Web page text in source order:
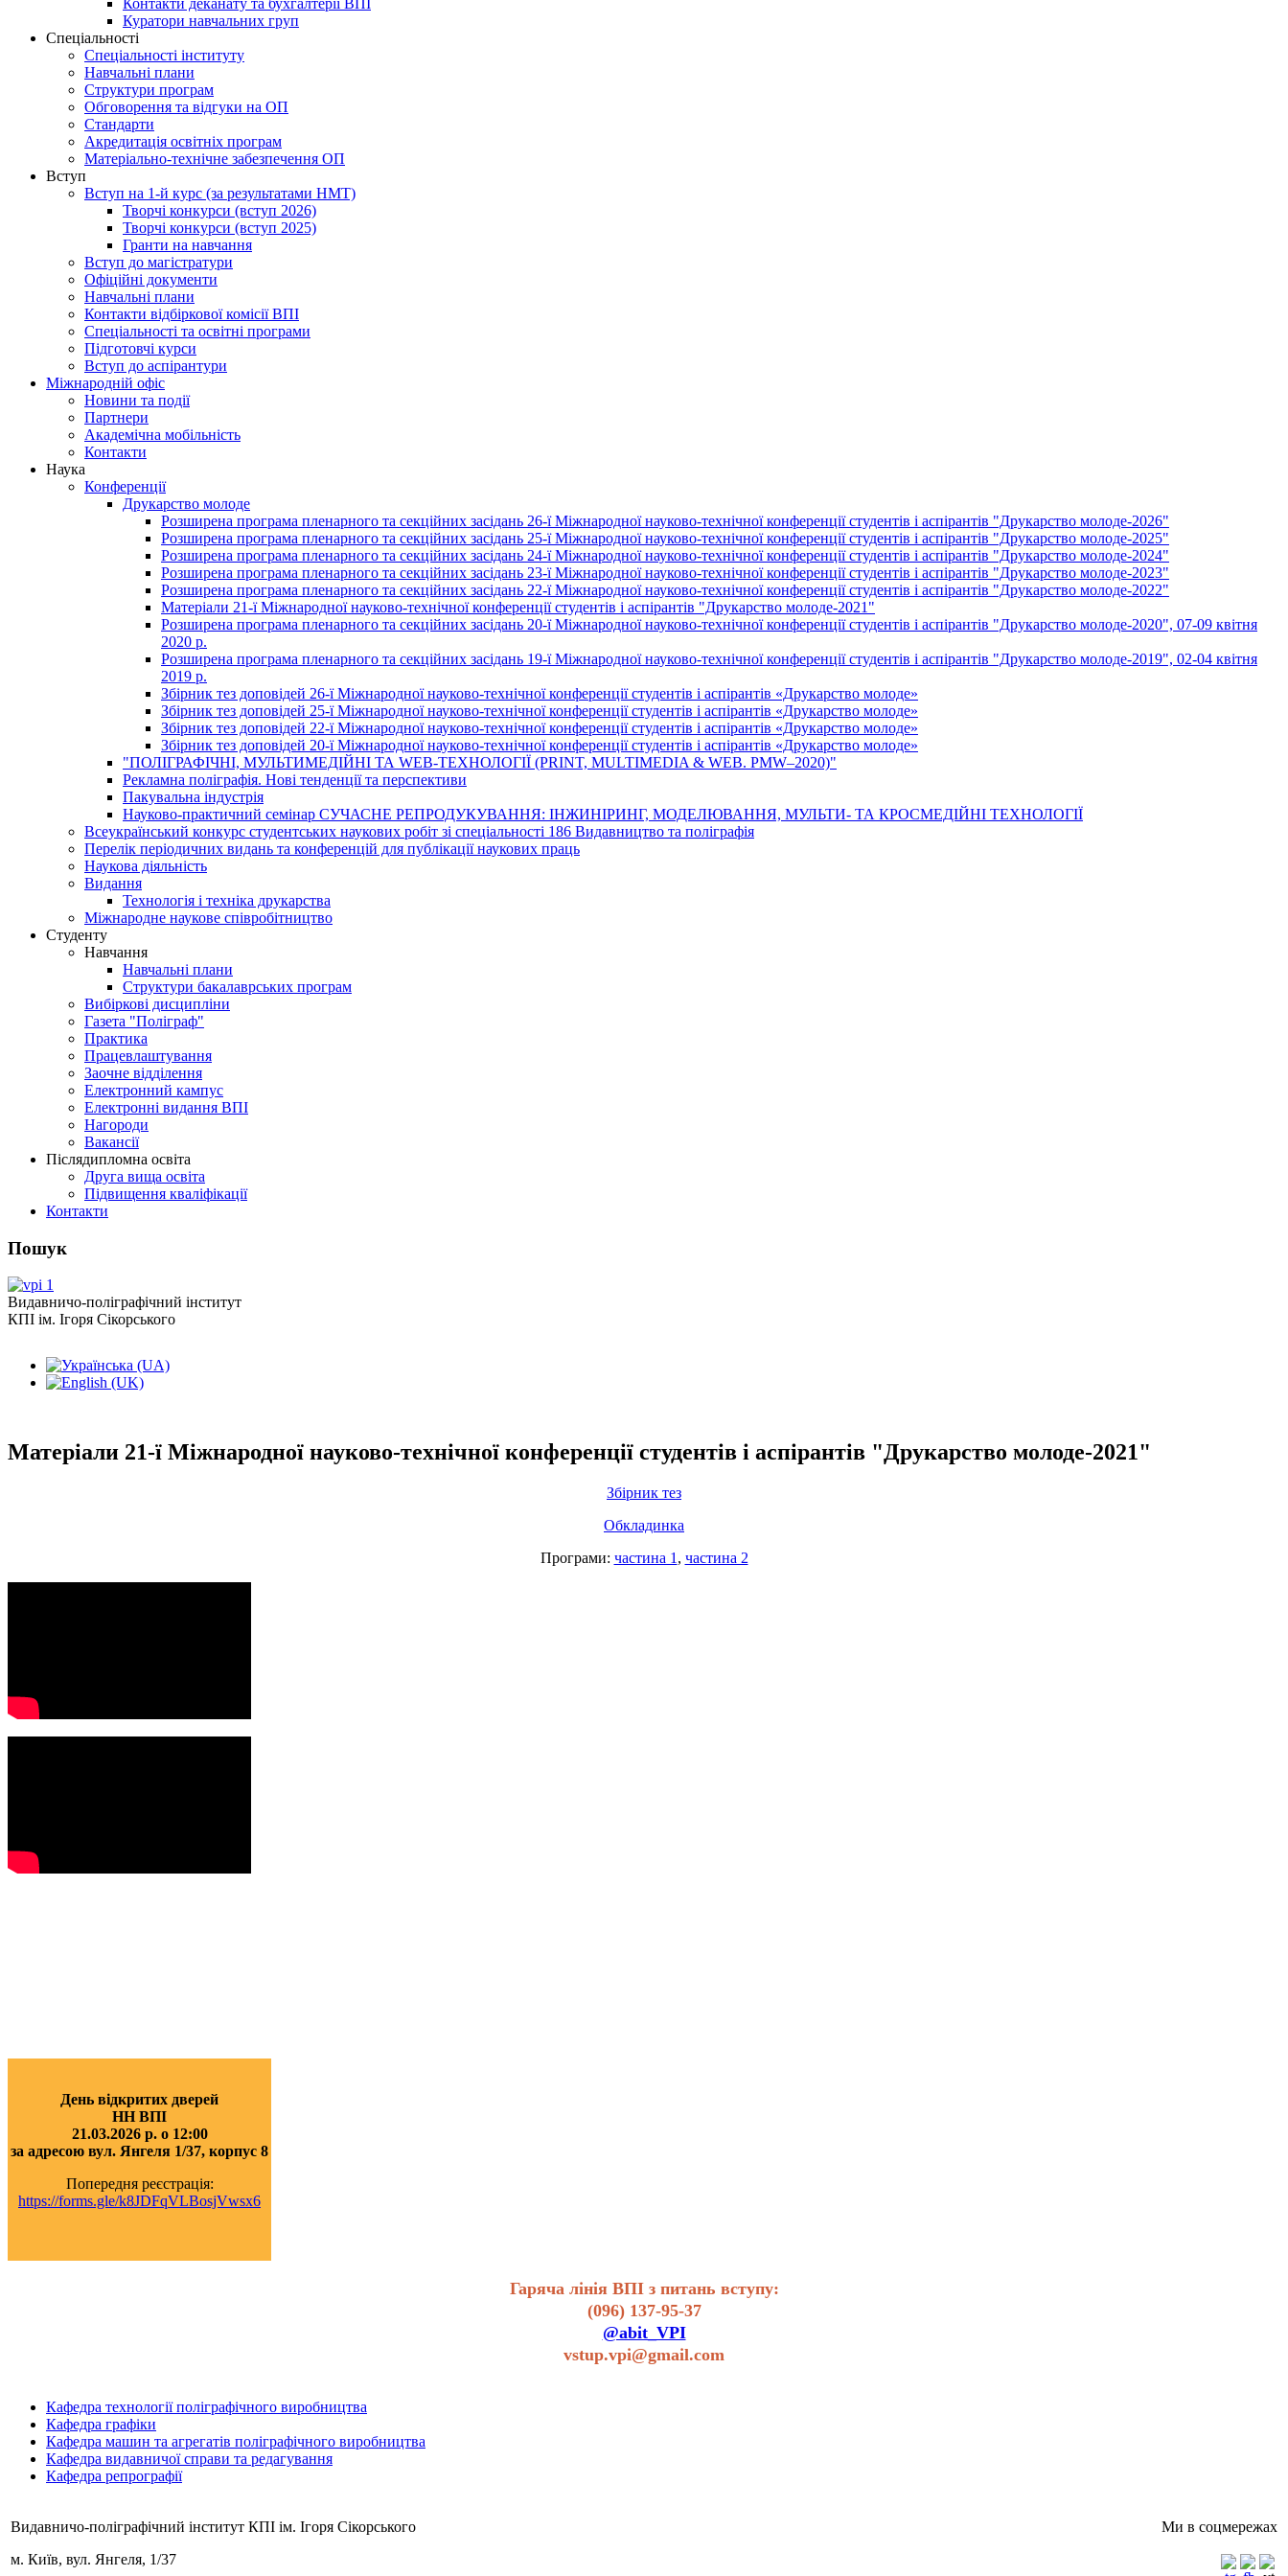
Куратори навчальних груп
Спеціальності
Спеціальності інституту
Навчальні плани
Структури програм
Обговорення та відгуки на ОП
Стандарти
Акредитація освітніх програм
Матеріально-технічне забезпечення ОП
Вступ
Вступ на 1-й курс (за результатами НМТ)
Творчі конкурси (вступ 2026)
Творчі конкурси (вступ 2025)
Гранти на навчання
Вступ до магістратури
Офіційні документи
Навчальні плани
Контакти відбіркової комісії ВПІ
Спеціальності та освітні програми
Підготовчі курси
Вступ до аспірантури
Міжнародній офіс
Новини та події
Партнери
Академічна мобільність
Контакти
Наука
Конференції
Друкарство молоде
Розширена програма пленарного та секційних засідань 26-ї Міжнародної науково-технічної конференції студентів і аспірантів "Друкарство молоде-2026"
Розширена програма пленарного та секційних засідань 25-ї Міжнародної науково-технічної конференції студентів і аспірантів "Друкарство молоде-2025"
Розширена програма пленарного та секційних засідань 24-ї Міжнародної науково-технічної конференції студентів і аспірантів "Друкарство молоде-2024"
Розширена програма пленарного та секційних засідань 23-ї Міжнародної науково-технічної конференції студентів і аспірантів "Друкарство молоде-2023"
Розширена програма пленарного та секційних засідань 22-ї Міжнародної науково-технічної конференції студентів і аспірантів "Друкарство молоде-2022"
Матеріали 21-ї Міжнародної науково-технічної конференції студентів і аспірантів "Друкарство молоде-2021"
Розширена програма пленарного та секційних засідань 20-ї Міжнародної науково-технічної конференції студентів і аспірантів "Друкарство молоде-2020", 07-09 квітня
2020 р.
Розширена програма пленарного та секційних засідань 19-ї Міжнародної науково-технічної конференції студентів і аспірантів "Друкарство молоде-2019", 02-04 квітня
2019 р.
Збірник тез доповідей 26-ї Міжнародної науково-технічної конференції студентів і аспірантів «Друкарство молоде»
Збірник тез доповідей 25-ї Міжнародної науково-технічної конференції студентів і аспірантів «Друкарство молоде»
Збірник тез доповідей 22-ї Міжнародної науково-технічної конференції студентів і аспірантів «Друкарство молоде»
Збірник тез доповідей 20-ї Міжнародної науково-технічної конференції студентів і аспірантів «Друкарство молоде»
"ПОЛІГРАФІЧНІ, МУЛЬТИМЕДІЙНІ ТА WEB-ТЕХНОЛОГІЇ (PRINT, MULTIMEDIA & WEB. PMW–2020)"
Рекламна поліграфія. Нові тенденції та перспективи
Пакувальна індустрія
Науково-практичний семінар СУЧАСНЕ РЕПРОДУКУВАННЯ: ІНЖИНІРИНГ, МОДЕЛЮВАННЯ, МУЛЬТИ- ТА КРОСМЕДІЙНІ ТЕХНОЛОГІЇ
Всеукраїнський конкурс студентських наукових робіт зі спеціальності 186 Видавництво та поліграфія
Перелік періодичних видань та конференцій для публікації наукових праць
Наукова діяльність
Видання
Технологія і техніка друкарства
Міжнародне наукове співробітництво
Студенту
Навчання
Навчальні плани
Структури бакалаврських програм
Вибіркові дисципліни
Газета "Поліграф"
Практика
Працевлаштування
Заочне відділення
Електронний кампус
Електронні видання ВПІ
Нагороди
Вакансії
Післядипломна освіта
Друга вища освіта
Підвищення кваліфікації
Контакти
Пошук
Видавничо-поліграфічний інститут
КПІ ім. Ігоря Сікорського
Матеріали 21-ї Міжнародної науково-технічної конференції студентів і аспірантів "Друкарство молоде-2021"
Збірник тез
Обкладинка
Програми: частина 1 , частина 2
День відкритих дверей
НН ВПІ
21.03.2026 р. о 12:00
за адресою вул. Янгеля 1/37, корпус 8
Попередня реєстрація:
https://forms.gle/k8JDFqVLBosjVwsx6
Гаряча лінія ВПІ з питань вступу:
(096) 137-95-37
@abit_VPI
vstup.vpi@gmail.com
Кафедра технології поліграфічного виробництва
Кафедра графіки
Кафедра машин та агрегатів поліграфічного виробництва
Кафедра видавничої справи та редагування
Кафедра репрографії
Видавничо-поліграфічний інститут КПІ ім. Ігоря Сікорського
м. Київ, вул. Янгеля, 1/37
Ми в соцмережах